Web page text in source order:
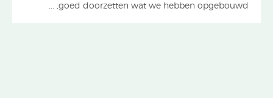
goed doorzetten wat we hebben opgebouwd, ...